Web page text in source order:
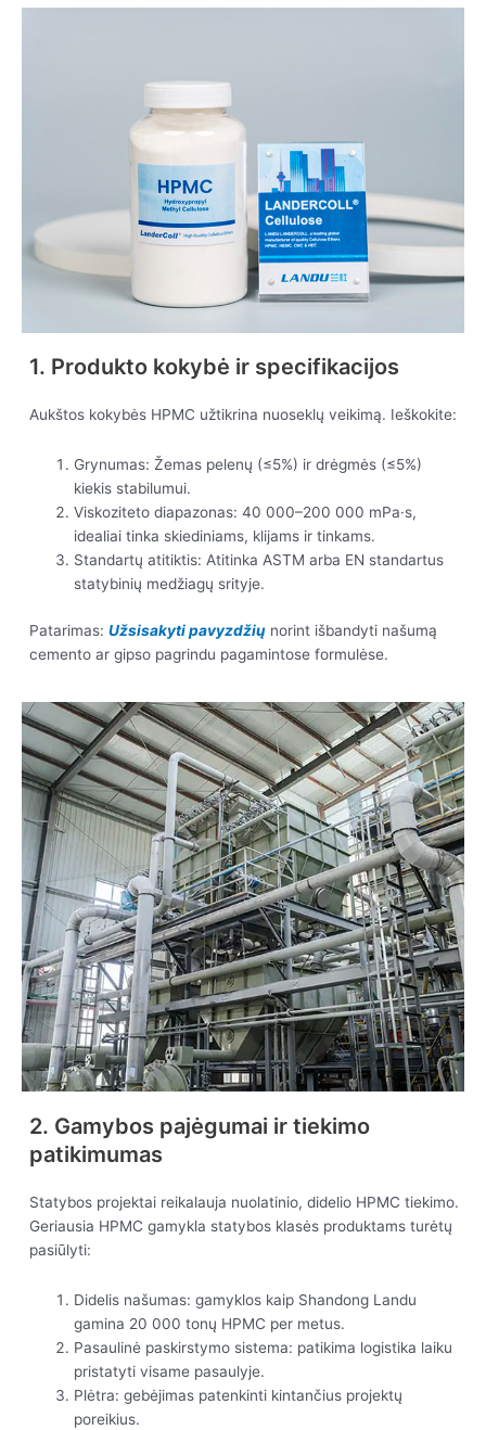
1. Produkto kokybė ir specifikacijos
Aukštos kokybės HPMC užtikrina nuoseklų veikimą. Ieškokite:
Grynumas: Žemas pelenų (≤5%) ir drėgmės (≤5%)
kiekis stabilumui.
Viskoziteto diapazonas: 40 000–200 000 mPa·s,
idealiai tinka skiediniams, klijams ir tinkams.
Standartų atitiktis: Atitinka ASTM arba EN standartus
statybinių medžiagų srityje.
Patarimas:Užsisakyti pavyzdžių norint išbandyti našumą
cemento ar gipso pagrindu pagamintose formulėse.
2. Gamybos pajėgumai ir tiekimo
patikimumas
Statybos projektai reikalauja nuolatinio, didelio HPMC tiekimo.
Geriausia HPMC gamykla statybos klasės produktams turėtų
pasiūlyti:
Didelis našumas: gamyklos kaip Shandong Landu
gamina 20 000 tonų HPMC per metus.
Pasaulinė paskirstymo sistema: patikima logistika laiku
pristatyti visame pasaulyje.
Plėtra: gebėjimas patenkinti kintančius projektų
poreikius.